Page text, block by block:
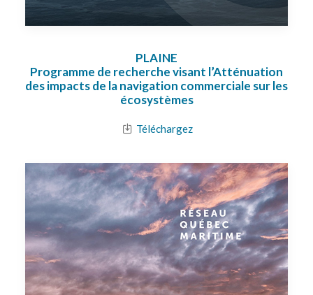
PLAINE
Programme de recherche visant l’Atténuation
des impacts de la navigation commerciale sur les
écosystèmes
Téléchargez